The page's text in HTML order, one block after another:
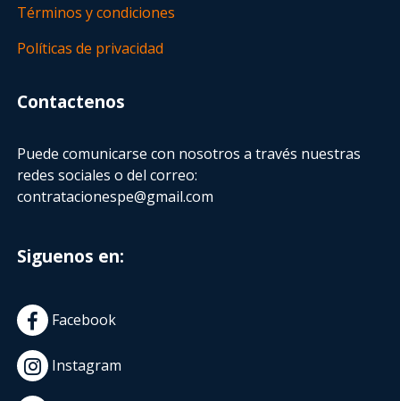
Términos y condiciones
Políticas de privacidad
Contactenos
Puede comunicarse con nosotros a través nuestras
redes sociales o del correo:
contratacionespe@gmail.com
Siguenos en:
Facebook
Instagram